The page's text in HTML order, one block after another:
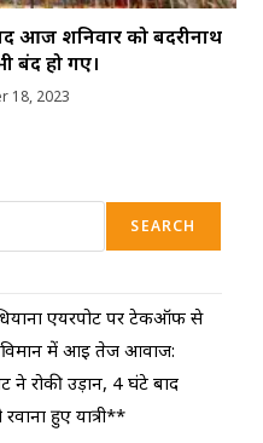
आज शनिवार को बदरीनाथ
बंद हो गए।
18, 2023
SEARCH
एयरपोर्ट पर टेकऑफ से
में आई तेज आवाज:
ने रोकी उड़ान, 4 घंटे बाद
रवाना हुए यात्री**